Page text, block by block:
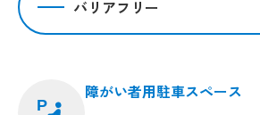
バリアフリー
P
障がい者用駐車スペース